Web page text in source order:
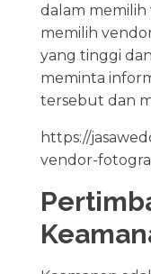
dalam memilih
memilih
yang tinggi
meminta
tersebut dan
https://
vendor-